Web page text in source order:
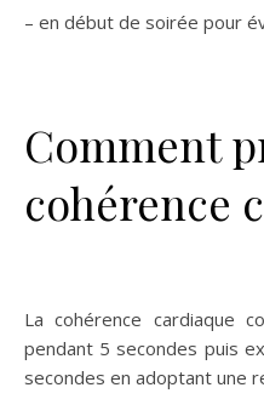
– en début de soirée pour
Comment
cohérence
La cohérence cardiaque
pendant 5 secondes puis
secondes en adoptant une